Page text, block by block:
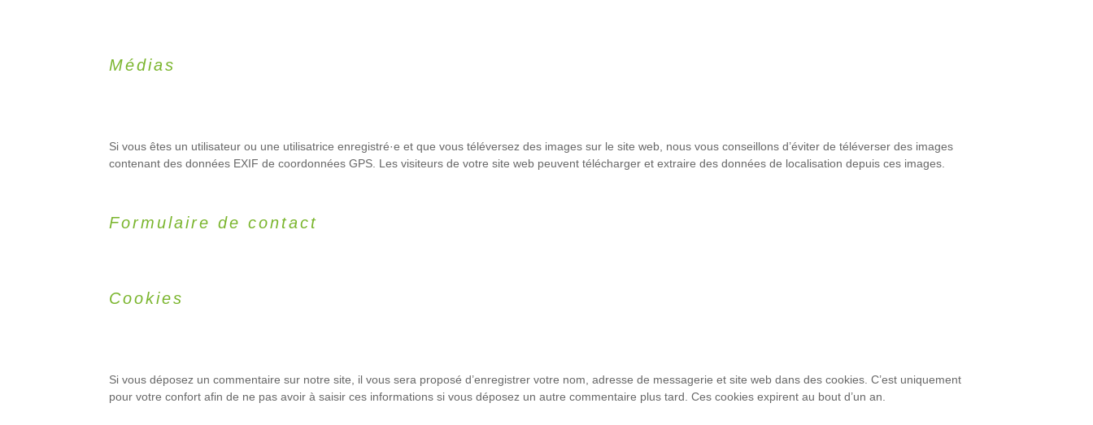
Médias
Si vous êtes un utilisateur ou une utilisatrice enregistré·e et que vous téléversez des images sur le site web, nous vous conseillons d’éviter de téléverser des images
contenant des données EXIF de coordonnées GPS. Les visiteurs de votre site web peuvent télécharger et extraire des données de localisation depuis ces images.
Formulaire de contact
Cookies
Si vous déposez un commentaire sur notre site, il vous sera proposé d’enregistrer votre nom, adresse de messagerie et site web dans des cookies. C’est uniquement
pour votre confort afin de ne pas avoir à saisir ces informations si vous déposez un autre commentaire plus tard. Ces cookies expirent au bout d’un an.